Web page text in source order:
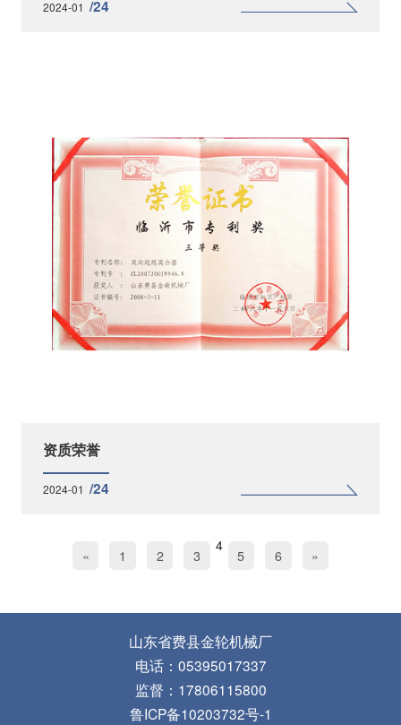
2024-01 /24
资质荣誉
2024-01 /24
« 1 2 3
4
5 6 »
山东省费县金轮机械厂
电话：05395017337
监督：17806115800
鲁ICP备10203732号-1